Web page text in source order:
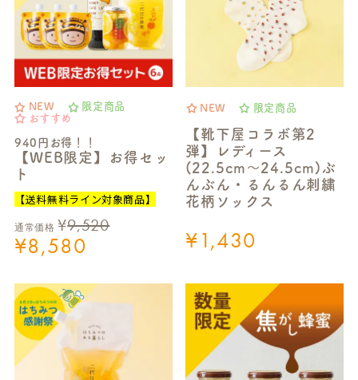
NEW
限定商品
おすすめ
940円お得！！
【WEB限定】お得セッ
ト
【送料無料ライン対象商品】
通常価格 ¥9,520
¥8,580
NEW 限定商品
【靴下屋コラボ第2
弾】レディース
(22.5cm～24.5cm)ぶ
んぶん・るんるん刺繍
花柄ソックス
¥1,430